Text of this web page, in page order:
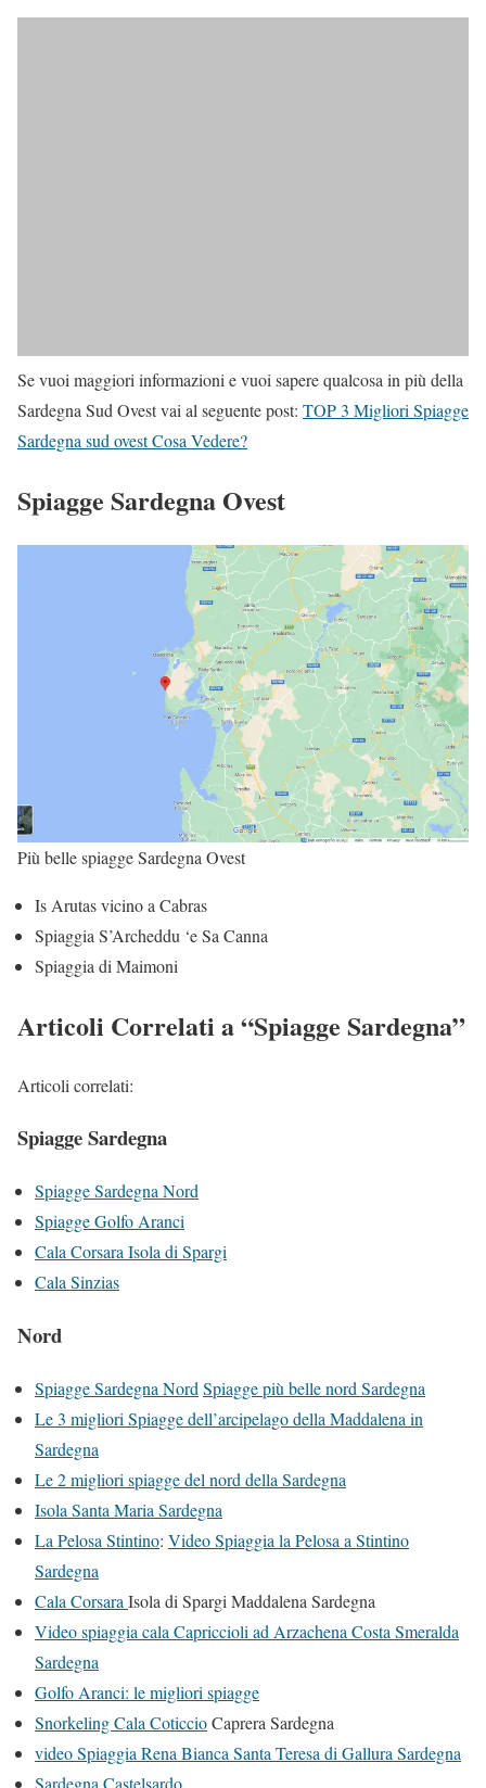
Se vuoi maggiori informazioni e vuoi sapere qualcosa in più della
Sardegna Sud Ovest vai al seguente post: TOP 3 Migliori Spiagge
Sardegna sud ovest Cosa Vedere?
Spiagge Sardegna Ovest
Più belle spiagge Sardegna Ovest
Is Arutas vicino a Cabras
Spiaggia S’Archeddu ‘e Sa Canna
Spiaggia di Maimoni
Articoli Correlati a “Spiagge Sardegna”
Articoli correlati:
Spiagge Sardegna
Spiagge Sardegna Nord
Spiagge Golfo Aranci
Cala Corsara Isola di Spargi
Cala Sinzias
Nord
Spiagge Sardegna Nord Spiagge più belle nord Sardegna
Le 3 migliori Spiagge dell’arcipelago della Maddalena in
Sardegna
Le 2 migliori spiagge del nord della Sardegna
Isola Santa Maria Sardegna
La Pelosa Stintino: Video Spiaggia la Pelosa a Stintino
Sardegna
Cala Corsara Isola di Spargi Maddalena Sardegna
Video spiaggia cala Capriccioli ad Arzachena Costa Smeralda
Sardegna
Golfo Aranci: le migliori spiagge
Snorkeling Cala CoticcioCaprera Sardegna
video Spiaggia Rena Bianca Santa Teresa di Gallura Sardegna
Sardegna Castelsardo